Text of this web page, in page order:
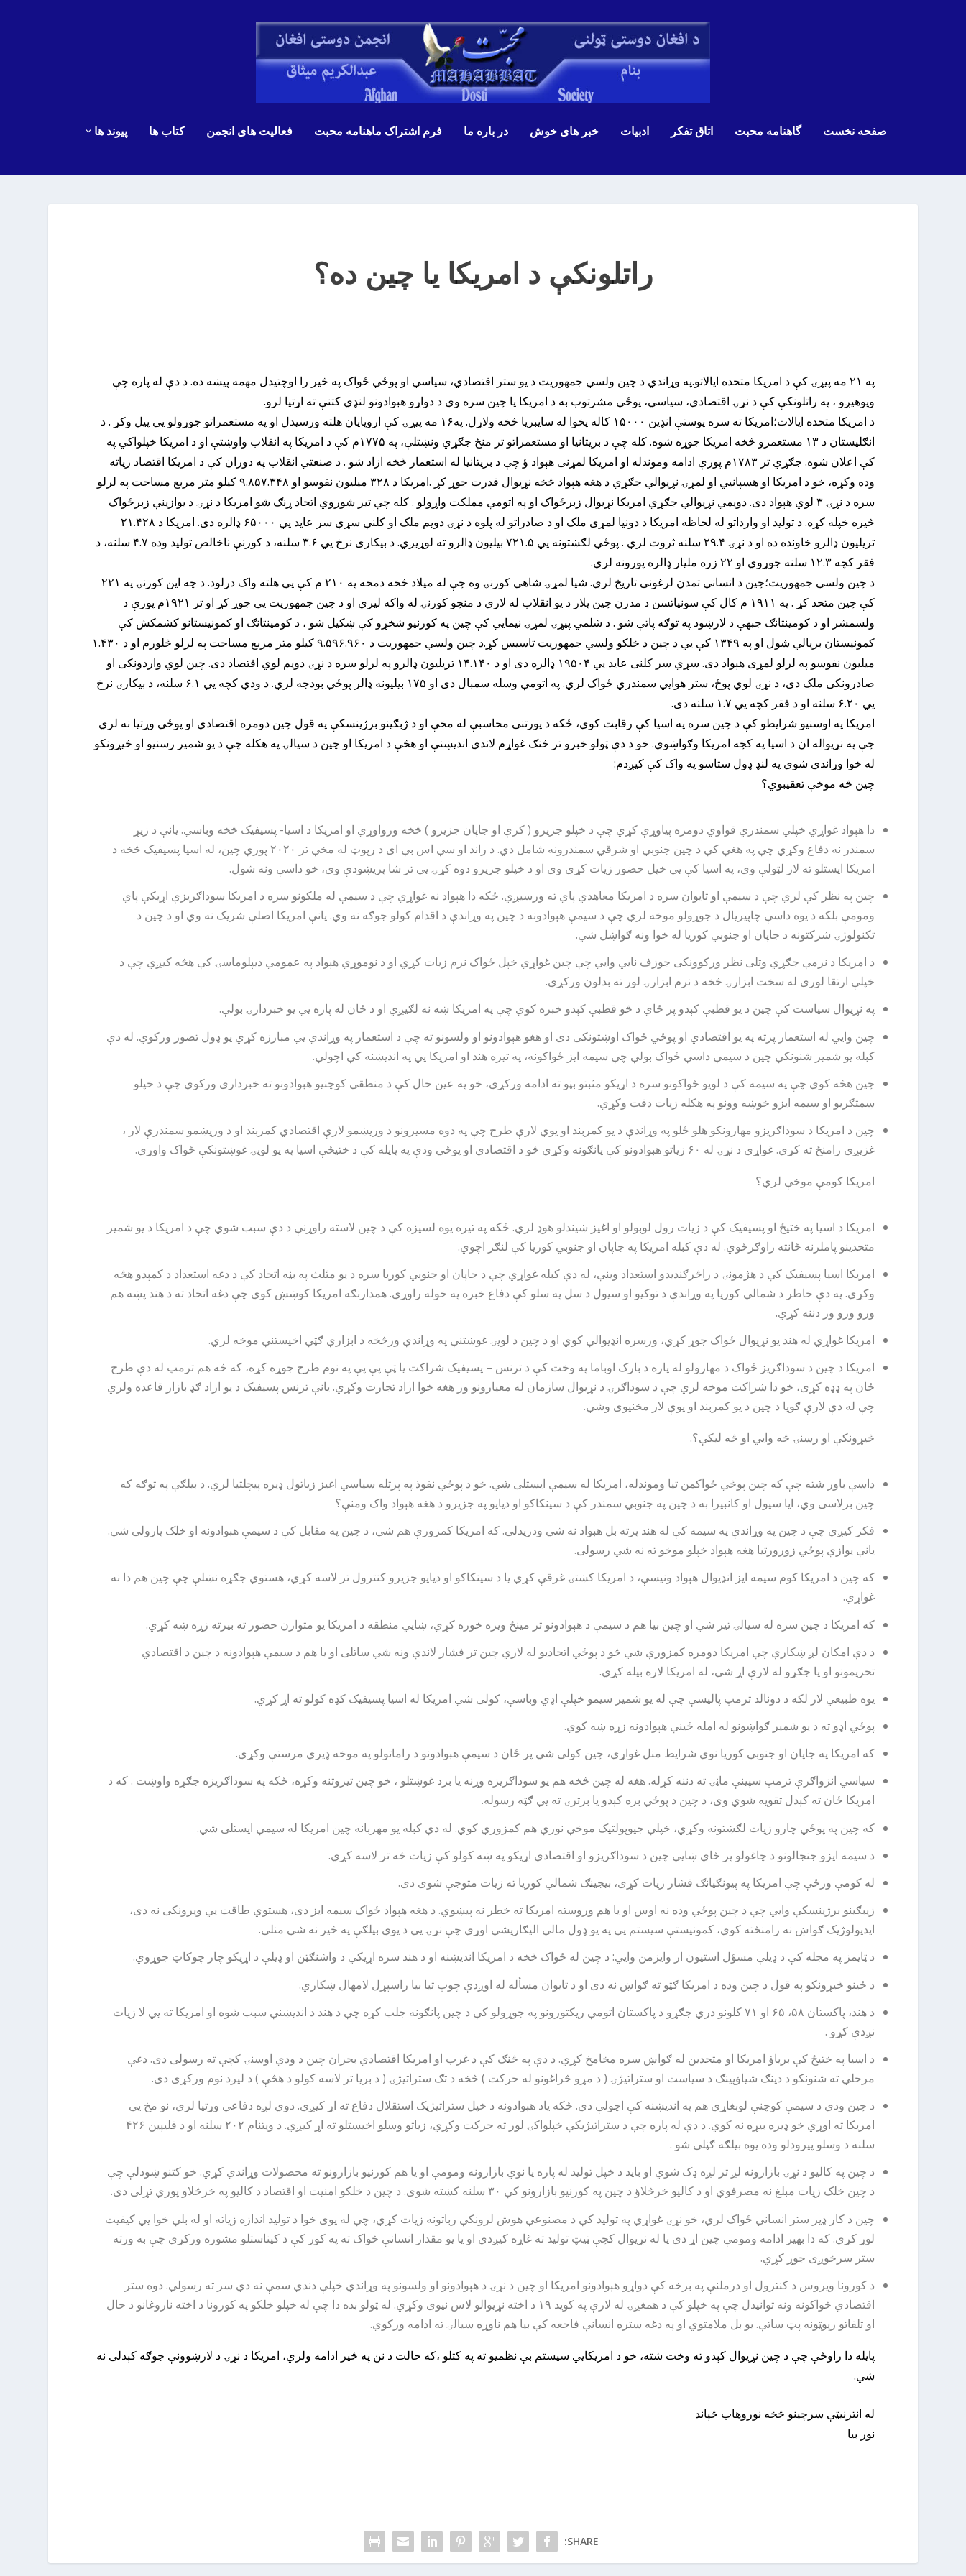
صفحه نخست گاهنامه محبت اتاق تفکر ادبیات خبر های خوش در باره ما فرم اشتراک ماهنامه محبت فعالیت های انجمن کتاب ها پیوند ها
راتلونکې د امریکا یا چین ده؟
په ۲۱ مه پیړۍ کې د امریکا متحده ایالاتو.په وړاندي د چین ولسي جمهوریت د یو ستر اقتصادي، سیاسي او پوځي ځواک په څیر را اوچتیدل مهمه پیښه ده. د دې له پاره چې
وپوهیږو ، په راتلونکې کې د نړۍ اقتصادي، سیاسي، پوځي مشرتوب به د امریکا یا چین سره وي د دواړو هېوادونو لنډي کتنې ته اړتیا لرو.
د امریکا متحده ایالات؛امریکا ته سره پوستې انډین ۱۵۰۰۰ کاله پخوا له سایبریا څخه ولاړل. په۱۶ مه پیړۍ کې اروپایان هلته ورسیدل او په مستعمراتو جوړولو یي پیل وکړ . د
انګلیستان د ۱۳ مستعمرو څخه امریکا جوړه شوه. کله چې د بریتانیا او مستعمراتو تر منځ جګړي ونښتلې، په ۱۷۷۵م کې د امریکا په انقلاب واوښتې او د امریکا خپلواکي په
کې اعلان شوه. جګړي تر ۱۷۸۳م پورې ادامه وموندله او امریکا لمړنی هېواد ؤ چې د بریتانیا له استعمار څخه ازاد شو . د صنعتي انقلاب په دوران کې د امریکا اقتصاد زیاته
وده وکړه، خو د امریکا او هسپانيي او لمړۍ نړیوالي جګړي د هغه هېواد څخه نړیوال قدرت جوړ کړ .امریکا د ۳۲۸ میلیون نفوسو او ۹.۸۵۷.۳۴۸ کیلو متر مربع مساحت په لرلو
سره د نړۍ ۳ لوي هېواد دی. دویمي نړیوالي جګړي امریکا نړیوال زبرځواک او په اتومې مملکت واړولو . کله چې تیر شوروي اتحاد ړنګ شو امریکا د نړۍ د یوازینې زبرځواک
څیره خپله کړه. د تولید او وارداتو له لحاظه امریکا د دونیا لمړی ملک او د صادراتو له پلوه د نړۍ دویم ملک او کلنې سړې سر عاید یي ۶۵۰۰۰ ډالره دی. امریکا د ۲۱.۴۲۸
تریلیون ډالرو خاونده ده او د نړۍ ۲۹.۴ سلنه ثروت لري . پوځي لګښتونه یي ۷۲۱.۵ بیلیون ډالرو ته لوړیږي. د بیکاری نرخ یي ۳.۶ سلنه، د کورنې ناخالص تولید وده ۴.۷ سلنه، د
فقر کچه ۱۲.۳ سلنه جوړوي او ۲۲ زره ملیار ډالره پورونه لري.
د چین ولسي جمهوریت؛چین د انساني تمدن لرغونی تاریخ لري. شیا لمړۍ شاهي کورنۍ وه چې له میلاد څخه دمخه په ۲۱۰ م کې یي هلته واک درلود. د چه این کورنۍ په ۲۲۱
کې چین متحد کړ . په ۱۹۱۱ م کال کې سونیاتسن د مدرن چین پلار د یو انقلاب له لاري د منچو کورنۍ له واکه لیري او د چین جمهوریت یي جوړ کړ او تر ۱۹۲۱م پورې د
ولسمشر او د کومینتانګ جبهې د لارښود په توګه پاتې شو . د شلمي پیړۍ لمړۍ نیمایي کې چین په کورنیو شخړو کې ښکیل شو ، د کومینتانګ او کمونیستانو کشمکش کې
کمونیستان بریالي شول او په ۱۳۴۹ کې یي د چین د خلکو ولسي جمهوریت تاسیس کړ.د چین ولسي جمهوریت د ۹.۵۹۶.۹۶۰ کیلو متر مربع مساحت په لرلو څلورم او د ۱.۴۳۰
میلیون نفوسو په لرلو لمړی هېواد دی. سړي سر کلنی عاید یي ۱۹۵۰۴ ډالره دی او د ۱۴.۱۴۰ تریلیون ډالرو په لرلو سره د نړۍ دویم لوي اقتصاد دی. چین لوي واردونکی او
صادرونکی ملک دی، د نړۍ لوي پوځ، ستر هوایي سمندري ځواک لري. په اتومې وسله سمبال دی او ۱۷۵ بیلیونه ډالر پوځي بودجه لري. د ودي کچه یي ۶.۱ سلنه، د بیکارۍ نرخ
یي ۶.۲۰ سلنه او د فقر کچه یي ۱.۷ سلنه دی.
امریکا په اوسنیو شرایطو کې د چین سره په اسیا کې رقابت کوي، ځکه د پورتنی محاسبې له مخې او د ژبګینو برژینسکې په قول چین دومره اقتصادي او پوځي وړتیا نه لري
چې په نړیواله ان د اسیا په کچه امریکا وګواښوي. خو د دې ټولو خبرو تر څنګ غواړم لاندي اندیښنې او هڅې د امریکا او چین د سیالۍ په هکله چې د یو شمیر رسنیو او څیړونکو
له خوا وړاندي شوي په لنډ ډول ستاسو په واک کې کیږدم:
چین څه موخې تعقیبوي؟
دا هېواد غواړي خپلي سمندري قواوي دومره پیاوړې کړي چې د خپلو جزیرو ( کرې او جاپان جزیرو ) څخه ورواوړي او امریکا د اسیا- پسیفیک څخه وباسي. یانې د زیړ
سمندر نه دفاع وکړي چې په هغې کې د چین جنوبي او شرقي سمندرونه شامل دي. د راند او سې اس بې ای د رپوټ له مخې تر ۲۰۲۰ پورې چین، له اسیا پسیفیک څخه د
امریکا ایستلو ته لار لټولې وی، په اسیا کې یي خپل حضور زیات کړی وی او د خپلو جزیرو دوه کړۍ یي تر شا پریښودې وی، خو داسې ونه شول.
چین په نظر کې لري چې د سیمې او تایوان سره د امریکا معاهدي پاي ته ورسیږي. ځکه دا هېواد نه غواړي چې د سیمې له ملکونو سره د امریکا سوداګریزې اړیکې پاي
ومومې بلکه د یوه داسې چاپیریال د جوړولو موخه لري چې د سیمې هېوادونه د چین په وړاندې د اقدام کولو جوګه نه وي. یانې امریکا اصلې شریک نه وي او د چین د
تکنولوژۍ شرکتونه د جاپان او جنوبي کوریا له خوا ونه ګواښل شي.
د امریکا د نرمې جګړي وتلی نظر ورکوونکی جوزف نایي وایي چې چین غواړي خپل ځواک نرم زیات کړي او د نوموړي هېواد په عمومي دیپلوماسۍ کې هڅه کیږي چې د
خپلې ارتقا لوری له سخت ابزارۍ څخه د نرم ابزارۍ لور ته بدلون ورکړي.
په نړیوال سیاست کې چین د يو قطبې کېدو پر ځاي د څو قطبې کېدو خبره کوي چې په امریکا ښه نه لګیږي او د ځان له پاره یي یو خبردارۍ بولې.
چین وايي له استعمار پرته په یو اقتصادي او پوځي ځواک اوښتونکی دی او هغو هېوادونو او ولسونو ته چې د استعمار په وړاندي یي مبارزه کړي یو ډول تصور ورکوي. له دې
کبله یو شمیر شنونکې چین د سیمې داسې ځواک بولې چې سیمه ایز ځواکونه، په تیره هند او امریکا یي په اندیښنه کې اچولې.
چین هڅه کوي چې په سیمه کې د لویو ځواکونو سره د اړیکو مثبتو بڼو ته ادامه ورکړي، خو په عین حال کې د منطقي کوچنیو هېوادونو ته خبرداری ورکوي چې د خپلو
سمتګریو او سیمه ایزو خوښه وونو په هکله زیات دقت وکړي.
چین د امریکا د سوداګریزو مهارونکو هلو ځلو په وړاندې د یو کمربند او یوي لارې طرح چې په دوه مسیرونو د وریښمو لارې اقتصادي کمربند او د وریښمو سمندرې لار ،
غزیږي رامنځ ته کړي. غواړي د نړۍ له ۶۰ زیاتو هېوادونو کې پانګونه وکړي څو د اقتصادي او پوځي ودې په پایله کې د ختیځې اسیا په یو لویۍ غوښتونکې ځواک واوړي.
امریکا کومې موخې لري؟
امریکا د اسیا په ختیځ او پسیفیک کې د زیات رول لوبولو او اغیز ښیندلو هوډ لري. ځکه په تیره یوه لسیزه کې د چین لاسته راوړنې د دې سبب شوي چې د امریکا د یو شمیر
متحدینو پاملرنه ځانته راوګرځوي. له دې کبله امریکا په جاپان او جنوبي کوریا کې لنګر اچوي.
امریکا اسیا پسیفیک کې د هژمونۍ د راڅرګندیدو استعداد وینې، له دې کبله غواړي چې د جاپان او جنوبي کوریا سره د یو مثلث په بڼه اتحاد کې د دغه استعداد د کمېدو هڅه
وکړي. په دې خاطر د شمالي کوریا په وړاندې د توکیو او سیول د سل په سلو کې دفاع خبره په خوله راوړي. همدارنګه امریکا کوښښ کوي چې دغه اتحاد ته د هند پښه هم
ورو ورو ور دننه کړي.
امریکا غواړي له هند یو نړیوال ځواک جوړ کړي، ورسره انډیوالې کوي او د چین د لویۍ غوښتنې په وړاندې ورڅخه د ابزارې ګټې اخیستنې موخه لري.
امریکا د چین د سوداګریز ځواک د مهارولو له پاره د بارک اوباما په وخت کې د ترنس – پسیفیک شراکت یا ټې پې پې په نوم طرح جوړه کړه، که څه هم ترمپ له دې طرح
ځان په ډډه کړی، خو دا شراکت موخه لري چې د سوداګرۍ د نړیوال سازمان له معیارونو ور هغه خوا ازاد تجارت وکړي. یانې ترنس پسیفیک د یو ازاد ګډ بازار قاعده ولري
چې له دې لارې ګویا د چین د یو کمربند او یوې لار مخنیوی وشي.
څیړونکې او رسنۍ څه وایي او څه لیکې؟.
داسې باور شته چې که چین پوڅي ځواکمن تیا وموندله، امریکا له سیمې ایستلی شي. خو د پوځي نفوذ په پرتله سیاسي اغیز زیاتول ډیره پیچلتیا لري. د بیلګې په توګه که
چین برلاسی وي، ایا سیول او کانبیرا به د چین په جنوبي سمندر کې د سینکاکو او دیایو په جزیرو د هغه هېواد واک ومنې؟
فکر کیږي چې د چین په وړاندې په سیمه کې له هند پرته بل هېواد نه شي ودریدلی. که امریکا کمزورې هم شي، د چین په مقابل کې د سیمې هېوادونه او خلک پارولی شي.
یانې یوازې پوځي زورورتیا هغه هېواد خپلو موخو ته نه شي رسولی.
که چین د امریکا کوم سیمه ایز انډیوال هېواد ونیسې، د امریکا کښتۍ غرقې کړي یا د سینکاکو او دیایو جزیرو کنترول تر لاسه کړي، هستوي جګړه نښلې چې چین هم دا نه
غواړي.
که امریکا د چین سره له سیالۍ تیر شي او چین بیا هم د سیمې د هېوادونو تر مینځ ویره خوره کړي، ښایي منطقه د امریکا یو متوازن حضور ته بیرته زړه ښه کړي.
د دې امکان لږ ښکارې چې امریکا دومره کمزورې شي څو د پوځي اتحادیو له لاري چین تر فشار لاندې ونه شي ساتلی او یا هم د سیمې هېوادونه د چین د اقتصادي
تحریمونو او یا جګړو له لارې اړ شي، له امریکا لاره بیله کړي.
یوه طبیعي لار لکه د دونالد ترمپ پالیسې چې له یو شمیر سیمو خپلې اډي وباسې، کولی شي امریکا له اسیا پسیفیک کډه کولو ته اړ کړي.
پوځي اډو ته د یو شمیر ګواښونو له امله ځینې هېوادونه زړه ښه کوي.
که امریکا په جاپان او جنوبي کوریا نوي شرایط منل غواړي، چین کولی شي پر ځان د سیمې هېوادونو د راماتولو په موخه ډیري مرستې وکړي.
سیاسي انزواګرې ترمپ سپینې ماڼۍ ته دننه کړله. هغه له چین څخه هم یو سوداګریزه وړنه یا برد غوښتلو ، خو چین تیروتنه وکړه، ځکه په سوداګریزه جګړه واوښت . که د
امریکا ځان ته کېدل تقویه شوي وی، د چین د پوځي بره کېدو یا برترۍ ته یي ګټه رسوله.
که چین په پوځي چارو زیات لګښتونه وکړي، خپلې جیوپولتیک موخې نورې هم کمزوري کوي. له دې کبله یو مهربانه چین امریکا له سیمې ایستلی شي.
د سیمه ایزو جنجالونو د چاغولو پر ځاي ښایي چین د سوداګریزو او اقتصادي اړیکو په ښه کولو کې زیات څه تر لاسه کړي.
له کومې ورځې چې امریکا په پیونګیانګ فشار زیات کړی، بیجینګ شمالي کوریا ته زیات متوجې شوی دی.
زیبګینو برژینسکې وایي چې د چین پوځي وده نه اوس او یا هم وروسته امریکا ته خطر نه پیښوي. د هغه هېواد ځواک سیمه ایز دی، هستوي طاقت یي ویرونکی نه دی،
ایدیولوژیک ګواښ نه رامنځته کوي، کمونیستې سیستم یي په یو ډول مالي الیګاریشي اوړي چې نړۍ یي د یوي بیلګې په څیر نه شي منلی.
د ټایمز په مجله کې د ډیلې مسؤل استیون ار وایزمن وایي: د چین له ځواک څخه د امریکا اندیښنه او د هند سره اړیکي د واشنګټن او ډیلې د اړیکو چار چوکاټ جوړوي.
د ځینو څیړونکو په قول د چین وده د امریکا ګټو ته ګواښ نه دی او د تایوان مسأله له اوږدې چوپ تیا بیا راسپړل لامهال ښکاري.
د هند، پاکستان ۵۸، ۶۵ او ۷۱ کلونو دري جګړو د پاکستان اتومې ریکتورونو په جوړولو کې د چین پانګونه جلب کړه چې د هند د اندیښنې سبب شوه او امریکا ته یي لا زیات
نږدې کړو .
د اسیا په ختیځ کې بریاؤ امریکا او متحدین له ګواښ سره مخامخ کړي. د دې په څنګ کې د غرب او امریکا اقتصادي بحران چین د ودي اوسنۍ کچې ته رسولی دی. دغې
مرحلي ته شنونکو د دینګ شیاؤپینګ د سیاست او ستراتیژۍ ( د مړو څراغونو له حرکت ) څخه د تګ ستراتیژۍ ( د بریا تر لاسه کولو د هڅې ) د لیږد نوم ورکړی دی.
د چین ودي د سیمې کوچنې لوبغاړي هم په اندیښنه کې اچولې دي. ځکه یاد هېوادونه د خپل ستراتیژیک استقلال دفاع ته اړ کیږي. دوي لږه دفاعي وړتیا لري، نو مخ یي
امریکا ته اوړي خو ډیره بیړه نه کوي. د دې له پاره چې د ستراتیژیکې خپلواکۍ لور ته حرکت وکړي، زیاتو وسلو اخیستلو ته اړ کیږي. د ویتنام ۲۰۲ سلنه او د فلیپین ۴۲۶
سلنه د وسلو پیرودلو وده یوه بیلګه ګڼلی شو .
د چین په کالیو د نړۍ بازارونه لږ تر لږه ډک شوي او باید د خپل تولید له پاره یا نوي بازارونه ومومې او یا هم کورنیو بازارونو ته محصولات وړاندي کړي. خو کتنو ښودلې چې
د چین خلک زیات مبلغ نه مصرفوي او د کالیو خرڅلاؤ د چین په کورنیو بازارونو کې ۳۰ سلنه کښته شوی. د چین د خلکو امنیت او اقتصاد د کالیو په خرڅلاو پوري تړلی دی.
چین د کار ډیر ستر انساني ځواک لري، خو نړۍ غواړي په تولید کې د مصنوعې هوش لرونکې رباتونه زیات کړي، چې له یوی خوا د تولید اندازه زیاته او له بلې خوا یي کیفیت
لوړ کړي. که دا بهیر ادامه ومومې چین اړ دی یا له نړیوال کچې ټیټ تولید ته غاړه کیږدي او یا یو مقدار انسانې ځواک ته په کور کې د کیناستلو مشوره ورکړي چې به ورته
ستر سرخوږی جوړ کړي.
د کورونا ویروس د کنترول او درملنې په برخه کې دواړو هېوادونو امریکا او چین د نړۍ د هېوادونو او ولسونو په وړاندي خپلې دندي سمې نه دي سر ته رسولي. دوه ستر
اقتصادي ځواکونه ونه توانیدل چې په خپلو کې د همغږۍ له لارې په کوید ۱۹ د اخته نړیوالو لاس نیوی وکړي. له ټولو بده دا چې له خپلو خلکو په کورونا د اخته ناروغانو د حال
او تلفاتو رپوټونه پټ ساتې. یو بل ملامتوي او په دغه ستره انسانې فاجعه کې بیا هم ناوړه سیالۍ ته ادامه ورکوي.
پایله دا راوځې چې د چین نړیوال کېدو ته وخت شته، خو د امریکایي سیستم بې نظمیو ته په کتلو ،که حالت د نن په څیر ادامه ولري، امریکا د نړۍ د لارښوونې جوګه کېدلی نه
شي.
له انترنیټې سرچینو څخه نوروهاب څپاند
نور بیا
SHARE: